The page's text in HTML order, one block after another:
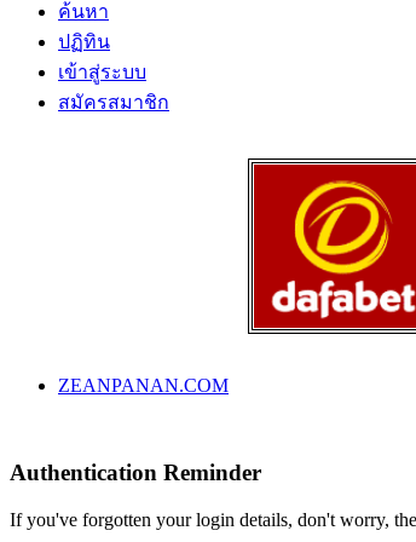
ค้นหา
ปฏิทิน
เข้าสู่ระบบ
สมัครสมาชิก
ZEANPANAN.COM
Authentication Reminder
If you've forgotten your login details, don't worry,